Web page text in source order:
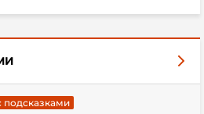
подсказками